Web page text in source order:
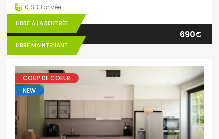
0 SDB privée
LIBRE À LA RENTRÉE
LIBRE MAINTENANT
690€
COUP DE COEUR
NEW